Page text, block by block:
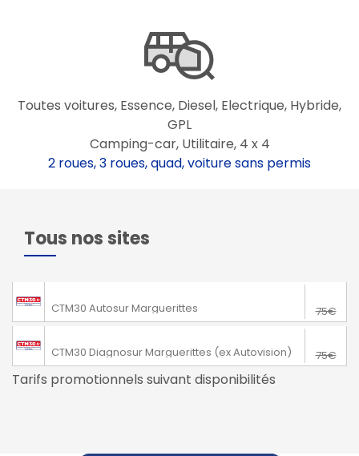
Toutes voitures, Essence, Diesel, Electrique, Hybride,
GPL
Camping-car, Utilitaire, 4 x 4
2 roues, 3 roues, quad, voiture sans permis
Tous nos sites
CTM30 Autosur Marguerittes 75€
CTM30 Diagnosur Marguerittes (ex Autovision) 75€
Tarifs promotionnels suivant disponibilités